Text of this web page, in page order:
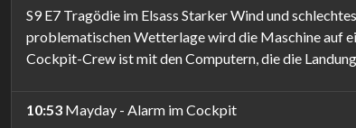
S9 E7 Tragödie im Elsass Starker Wind und
problematischen Wetterlage wird die Maschine auf
Cockpit-Crew ist mit den Computern, die die
10:53 Mayday - Alarm im Cockpit